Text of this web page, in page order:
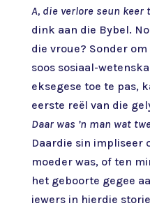
A, die verlore seun keer
dink aan die Bybel.
die vroue? Sonder
soos sosiaal-
eksegese toe te pas,
eerste reël van die
Daar was ’n man wat
Daardie sin impliseer
moeder was, of ten
het geboorte gegee
iewers in hierdie